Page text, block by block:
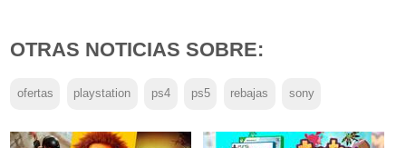
OTRAS NOTICIAS SOBRE:
ofertas playstation ps4 ps5 rebajas sony